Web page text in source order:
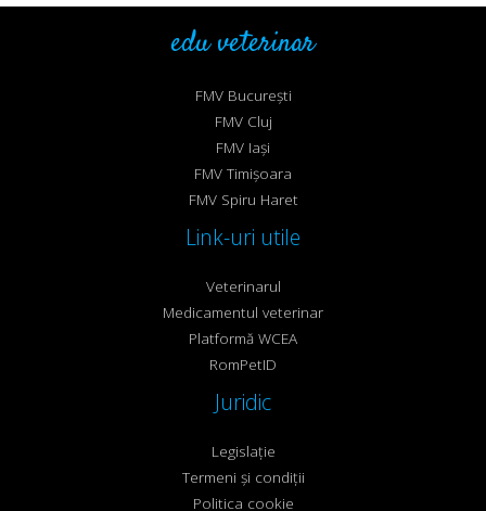
edu veterinar
FMV București
FMV Cluj
FMV Iași
FMV Timișoara
FMV Spiru Haret
Link-uri utile
Veterinarul
Medicamentul veterinar
Platformă WCEA
RomPetID
Juridic
Legislație
Termeni și condiții
Politica cookie